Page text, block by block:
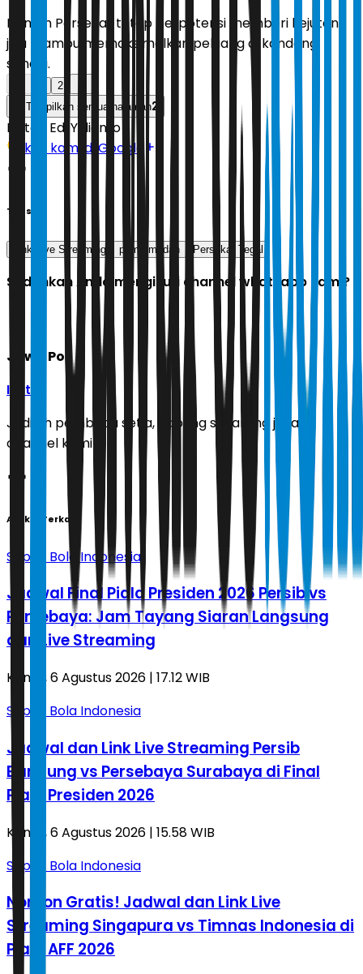
Namun Persekat tetap berpotensi memberi kejutan
jika mampu memaksimalkan peluang di kandang
sendiri.
2
Tampilkan semua halaman2
Editor: Edi Yulianto
Ikuti kami di Google
Tags
Link Live Streaming psms medan Persekat Tegal
Sudahkah Anda mengikuti channel whatsapp kami?
Jawa Pos
Ikuti
Jadilah pembaca setia, gabung sekarang juga di
channel kami!
Artikel Terkait
Sepak Bola Indonesia
Jadwal Final Piala Presiden 2026 Persib vs
Persebaya: Jam Tayang Siaran Langsung
dan Live Streaming
Kamis, 6 Agustus 2026 | 17.12 WIB
Sepak Bola Indonesia
Jadwal dan Link Live Streaming Persib
Bandung vs Persebaya Surabaya di Final
Piala Presiden 2026
Kamis, 6 Agustus 2026 | 15.58 WIB
Sepak Bola Indonesia
Nonton Gratis! Jadwal dan Link Live
Streaming Singapura vs Timnas Indonesia di
Piala AFF 2026